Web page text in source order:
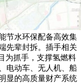
节水环保配备高效集
先辈封拆。插手相关
为抓手，支撑氢燃料
电动车、无人机、船
显的高质量财产系统